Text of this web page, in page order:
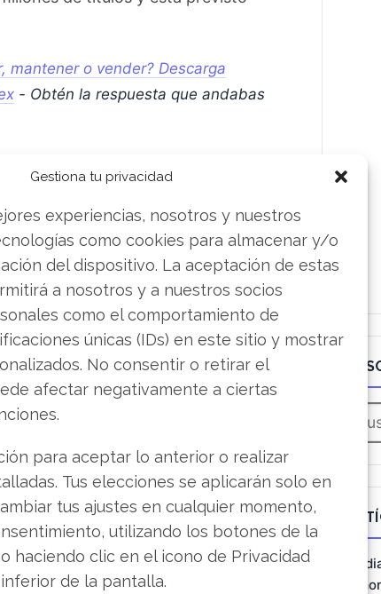
Gestiona tu privacidad
experiencias, nosotros y nuestros
como cookies para almacenar y/o
del dispositivo. La aceptación de estas
a nosotros y a nuestros socios
como el comportamiento de
únicas (IDs) en este sitio y mostrar
No consentir o retirar el
afectar negativamente a ciertas
para aceptar lo anterior o realizar
Tus elecciones se aplicarán solo en
tus ajustes en cualquier momento,
utilizando los botones de la
haciendo clic en el icono de Privacidad
de la pantalla.
mantener o vender? Descarga
- Obtén la respuesta que andabas
entre el 1 de mayo y el 30 de
1,4 millones de acciones
alinear de manera sistemática
retributivos internos.
estratégico
continúa fortaleciendo su
claro ejemplo de esta estrategia
con el artista Bad Bunny
pasado. Para Inditex,
para su expansión futura.
con la publicación de los
informe está programado para
económico y del
el competitivo sector